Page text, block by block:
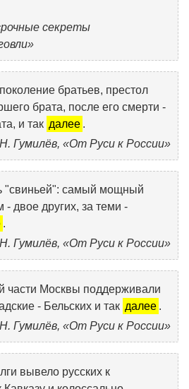
секреты
братьев, престол
брата, после его смерти -
и так далее .
Гумилёв, «От Руси к России»
"свиньей": самый мощный
- двое других, за теми -
.
Гумилёв, «От Руси к России»
части Москвы поддерживали
- Бельских и так далее .
Гумилёв, «От Руси к России»
вывело русских к